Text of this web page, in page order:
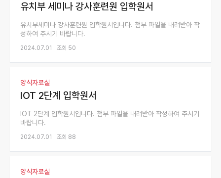
유치부 세미나 강사훈련원 입학원서
유치부세미나 강사훈련원 입학원서입니다. 첨부 파일을 내려받아 작
성하여 주시기 바랍니다.
2024.07.01 조회 50
양식자료실
IOT 2단계 입학원서
IOT 2단계 입학원서입니다. 첨부 파일을 내려받아 작성하여 주시기
바랍니다.
2024.07.01 조회 88
양식자료실